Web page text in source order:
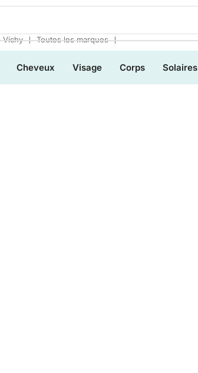
Vichy ❘ Toutes les marques ❘
Cheveux Visage Corps Solaires